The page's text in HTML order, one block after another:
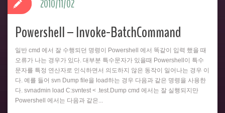
Powershell – Invoke-BatchCommand
일반 cmd 에서 잘 수행되던 명령이 Powershell 에서 똑같이 입력 했을 때
오류가 나는 경우가 있다. 대부분 특수문자가 있을때 Powershell이 특수
문자를 특정 연산자로 인식하면서 의도하지 않은 동작이 일어나는 경우 이
다. 예를 들어 svn Dump file을 load하는 경우 다음과 같은 명령을 사용한
다. svnadmin load C:svntest < .test.Dump cmd 에서는 잘 실행되지만
Powershell 에서는 다음과 같은...
2010/11/02